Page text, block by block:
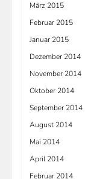
März 2015
Februar 2015
Januar 2015
Dezember 2014
November 2014
Oktober 2014
September 2014
August 2014
Mai 2014
April 2014
Februar 2014